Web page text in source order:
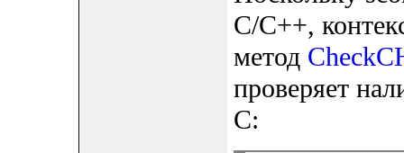
C/C++,
метод
проверяет
C: